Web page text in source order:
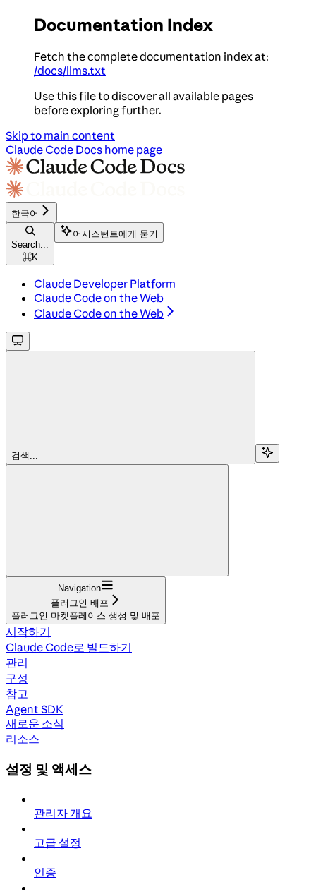
Documentation Index
Fetch the complete documentation index at:
/docs/llms.txt
Use this file to discover all available pages
before exploring further.
Skip to main content
Claude Code Docs home page
한국어
Search...
⌘K
어시스턴트에게 묻기
Claude Developer Platform
Claude Code on the Web
Claude Code on the Web
검색...
Navigation
플러그인 배포
플러그인 마켓플레이스 생성 및 배포
시작하기
Claude Code로 빌드하기
관리
구성
참고
Agent SDK
새로운 소식
리소스
설정 및 액세스
관리자 개요
고급 설정
인증